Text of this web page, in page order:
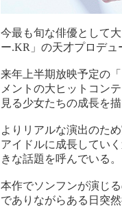
今最も旬な俳優として
ー.KR」の天才プロデュ
来年上半期放映予定の
メントの大ヒットコン
見る少女たちの成長を
よりリアルな演出のた
アイドルに成長してい
きな話題を呼んでいる。
本作でソンフンが演じ
でありながらある日突